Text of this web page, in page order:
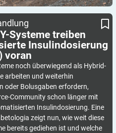
vollständig automatisierte
(AID) voran
Systeme treiben
Insulindosierung
voran
noch überwiegend als Hybrid-
arbeiten und weiterhin
oder Bolusgaben erfordern,
Community schon länger mit
Insulindosierung. Eine
zeigt nun, wie weit diese
bereits gediehen ist und welche